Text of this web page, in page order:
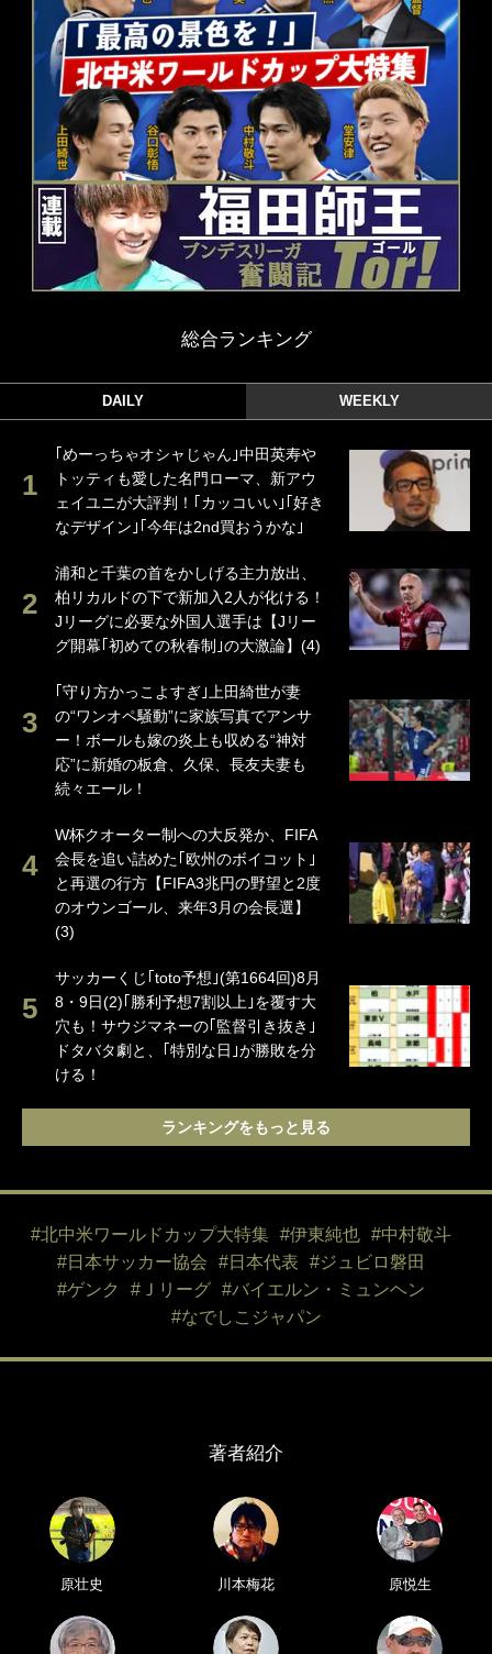
総合ランキング
DAILY WEEKLY
｢めーっちゃオシャじゃん｣中田英寿や
トッティも愛した名門ローマ、新アウ
ェイユニが大評判！｢カッコいい｣｢好き
なデザイン｣｢今年は2nd買おうかな｣
浦和と千葉の首をかしげる主力放出、
柏リカルドの下で新加入2人が化ける！
Jリーグに必要な外国人選手は【Jリー
グ開幕｢初めての秋春制｣の大激論】(4)
｢守り方かっこよすぎ｣上田綺世が妻
の“ワンオペ騒動”に家族写真でアンサ
ー！ボールも嫁の炎上も収める“神対
応”に新婚の板倉、久保、長友夫妻も
続々エール！
W杯クオーター制への大反発か、FIFA
会長を追い詰めた｢欧州のボイコット｣
と再選の行方【FIFA3兆円の野望と2度
のオウンゴール、来年3月の会長選】
(3)
サッカーくじ｢toto予想｣(第1664回)8月
8・9日(2)｢勝利予想7割以上｣を覆す大
穴も！サウジマネーの｢監督引き抜き｣
ドタバタ劇と、｢特別な日｣が勝敗を分
ける！
ランキングをもっと見る
#北中米ワールドカップ大特集 #伊東純也
#中村敬斗
#日本サッカー協会
#日本代表
#ジュビロ磐田
#ゲンク
#Ｊリーグ
#バイエルン・ミュンヘン
#なでしこジャパン
著者紹介
原壮史 川本梅花 原悦生